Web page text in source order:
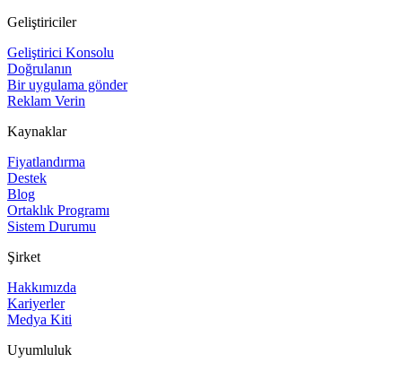
Geliştiriciler
Geliştirici Konsolu
Doğrulanın
Bir uygulama gönder
Reklam Verin
Kaynaklar
Fiyatlandırma
Destek
Blog
Ortaklık Programı
Sistem Durumu
Şirket
Hakkımızda
Kariyerler
Medya Kiti
Uyumluluk